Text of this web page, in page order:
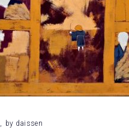
by daissen